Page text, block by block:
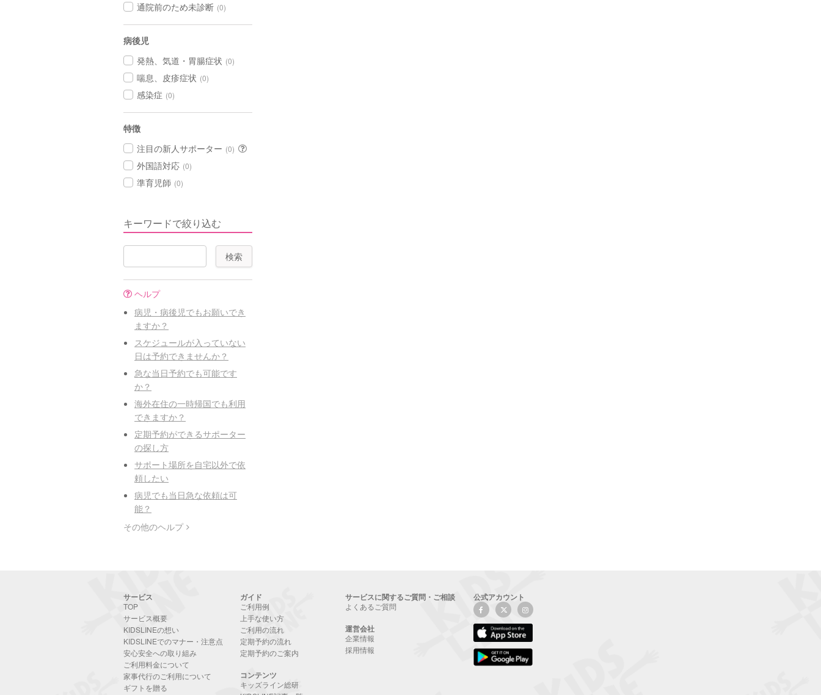
通院前のため未診断 (0)
病後児
発熱、気道・胃腸症状 (0)
喘息、皮疹症状 (0)
感染症 (0)
特徴
注目の新人サポーター (0)
外国語対応 (0)
準育児師 (0)
キーワードで絞り込む
ヘルプ
病児・病後児でもお願いでき
ますか？
スケジュールが入っていない
日は予約できませんか？
急な当日予約でも可能です
か？
海外在住の一時帰国でも利用
できますか？
定期予約ができるサポーター
の探し方
サポート場所を自宅以外で依
頼したい
病児でも当日急な依頼は可
能？
その他のヘルプ
サービス
TOP
サービス概要
KIDSLINEの想い
KIDSLINEでのマナー・注意点
安心安全への取り組み
ご利用料金について
家事代行のご利用について
ギフトを贈る
ガイド
ご利用例
上手な使い方
ご利用の流れ
定期予約の流れ
定期予約のご案内
コンテンツ
キッズライン総研
サービスに関するご質問・ご相談
よくあるご質問
運営会社
企業情報
採用情報
公式アカウント